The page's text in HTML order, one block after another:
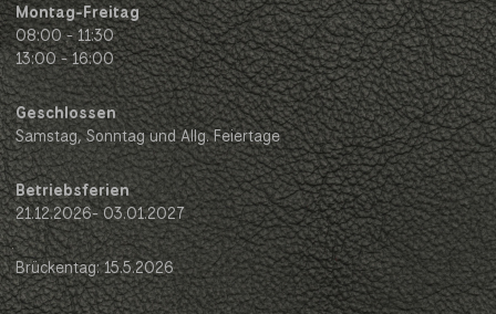
Montag-Freitag
08:00 - 11:30
13:00 - 16:00
Geschlossen
Samstag, Sonntag und Allg. Feiertage
Betriebsferien
21.12.2026- 03.01.2027
Brückentag: 15.5.2026